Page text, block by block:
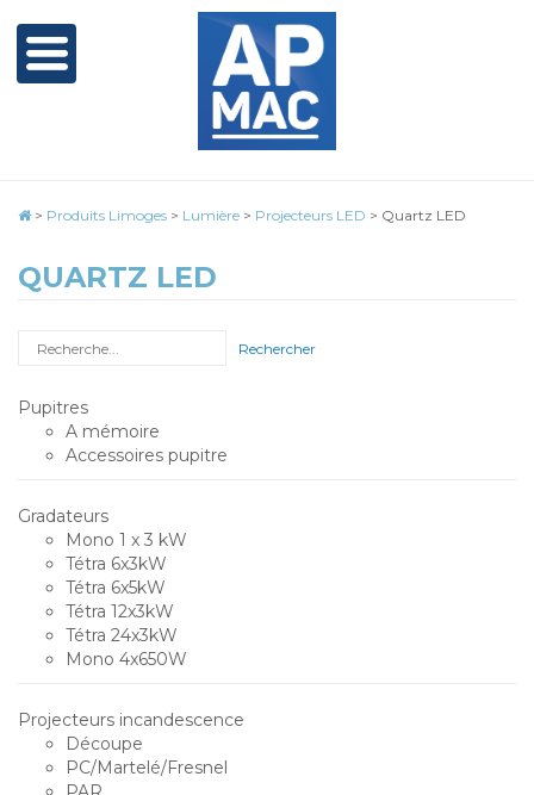
> Produits Limoges > Lumière > Projecteurs LED > Quartz LED
QUARTZ LED
Rechercher
Pupitres
A mémoire
Accessoires pupitre
Gradateurs
Mono 1 x 3 kW
Tétra 6x3kW
Tétra 6x5kW
Tétra 12x3kW
Tétra 24x3kW
Mono 4x650W
Projecteurs incandescence
Découpe
PC/Martelé/Fresnel